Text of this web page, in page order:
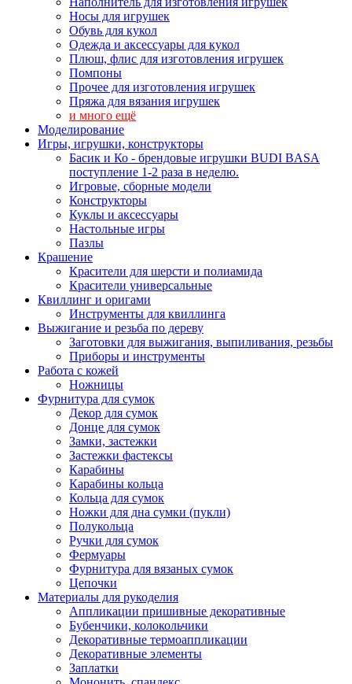
Носы для игрушек
Обувь для кукол
Одежда и аксессуары для кукол
Плюш, флис для изготовления игрушек
Помпоны
Прочее для изготовления игрушек
Пряжа для вязания игрушек
и много ещё
Моделирование
Игры, игрушки, конструкторы
Басик и Ко - брендовые игрушки BUDI BASA
поступление 1-2 раза в неделю.
Игровые, сборные модели
Конструкторы
Куклы и аксессуары
Настольные игры
Пазлы
Крашение
Красители для шерсти и полиамида
Красители универсальные
Квиллинг и оригами
Инструменты для квиллинга
Выжигание и резьба по дереву
Заготовки для выжигания, выпиливания, резьбы
Приборы и инструменты
Работа с кожей
Ножницы
Фурнитура для сумок
Декор для сумок
Донце для сумок
Замки, застежки
Застежки фастексы
Карабины
Карабины кольца
Кольца для сумок
Ножки для дна сумки (пукли)
Полукольца
Ручки для сумок
Фермуары
Фурнитура для вязаных сумок
Цепочки
Материалы для рукоделия
Аппликации пришивные декоративные
Бубенчики, колокольчики
Декоративные термоаппликации
Декоративные элементы
Заплатки